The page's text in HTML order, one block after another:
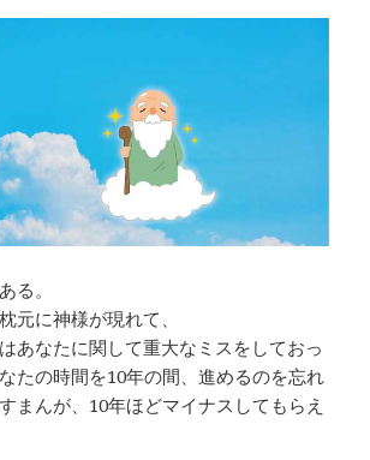
る。
元に神様が現れて、
あなたに関して重大なミスをしておっ
たの時間を10年の間、進めるのを忘れ
まんが、10年ほどマイナスしてもらえ